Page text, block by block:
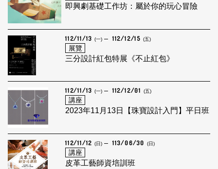
即興劇基礎工作坊：屬於你的玩心冒險
112/11/13 (一) 112/12/15 (五)
展覽
三分設計紅包特展《不止紅包》
112/11/13 (一) 112/12/01 (五)
講座
2023年11月13日【珠寶設計入門】平日班
112/11/12 (日) 113/06/30 (日)
講座
皮革工藝師資培訓班